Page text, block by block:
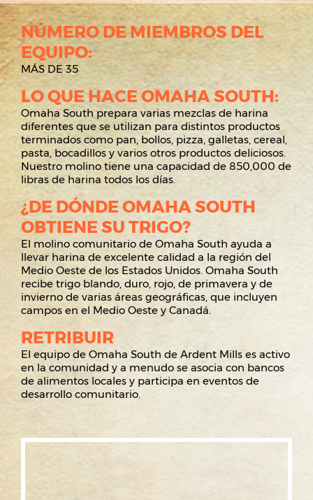
NÚMERO DE MIEMBROS DEL
EQUIPO:
MÁS DE 35
LO QUE HACE OMAHA SOUTH:
Omaha South prepara varias mezclas de harina
diferentes que se utilizan para distintos productos
terminados como pan, bollos, pizza, galletas, cereal,
pasta, bocadillos y varios otros productos deliciosos.
Nuestro molino tiene una capacidad de 850,000 de
libras de harina todos los días.
¿DE DÓNDE OMAHA SOUTH
OBTIENE SU TRIGO?
El molino comunitario de Omaha South ayuda a
llevar harina de excelente calidad a la región del
Medio Oeste de los Estados Unidos. Omaha South
recibe trigo blando, duro, rojo, de primavera y de
invierno de varias áreas geográficas, que incluyen
campos en el Medio Oeste y Canadá.
RETRIBUIR
El equipo de Omaha South de Ardent Mills es activo
en la comunidad y a menudo se asocia con bancos
de alimentos locales y participa en eventos de
desarrollo comunitario.